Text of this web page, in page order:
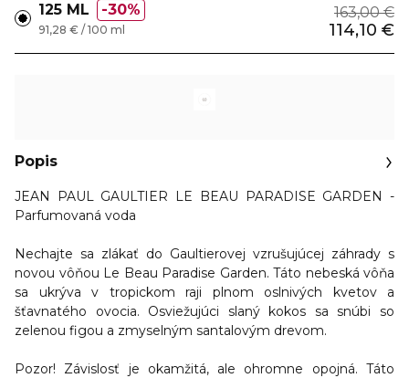
125 ML 30% 163,00 €
114,10 €
91,28 € / 100 ml
Popis
JEAN PAUL GAULTIER LE BEAU PARADISE GARDEN -
Parfumovaná voda
Nechajte sa zlákať do Gaultierovej vzrušujúcej záhrady s
novou vôňou Le Beau Paradise Garden. Táto nebeská vôňa
sa ukrýva v tropickom raji plnom oslnivých kvetov a
šťavnatého ovocia. Osviežujúci slaný kokos sa snúbi so
zelenou figou a zmyselným santalovým drevom.
Pozor! Závislosť je okamžitá, ale ohromne opojná. Táto